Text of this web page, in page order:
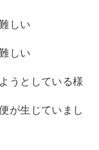
しい
しい
うとしている様
が生じていまし